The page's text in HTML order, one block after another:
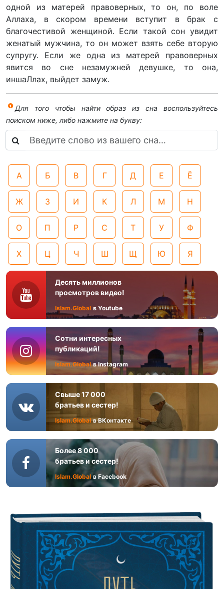
одной из матерей правоверных, то он, по воле
Аллаха, в скором времени вступит в брак с
благочестивой женщиной. Если такой сон увидит
женатый мужчина, то он может взять себе вторую
супругу. Если же одна из матерей правоверных
явится во сне незамужней девушке, то она,
иншаЛлах, выйдет замуж.
Для того чтобы найти образ из сна воспользуйтесь
поиском ниже, либо нажмите на букву:
А Б В Г Д Е Ё
Ж З И К Л М Н
О П Р С Т У Ф
Х Ц Ч Ш Щ Ю Я
Десять миллионов
просмотров видео!
Islam.Global в Youtube
Сотни интересных
публикаций!
Islam.Global в Instagram
Свыше 17 000
братьев и сестер!
Islam.Global в ВКонтакте
Более 8 000
братьев и сестер!
Islam.Global в Facebook